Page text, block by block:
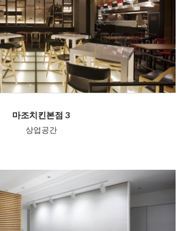
마조치킨본점 3
상업공간